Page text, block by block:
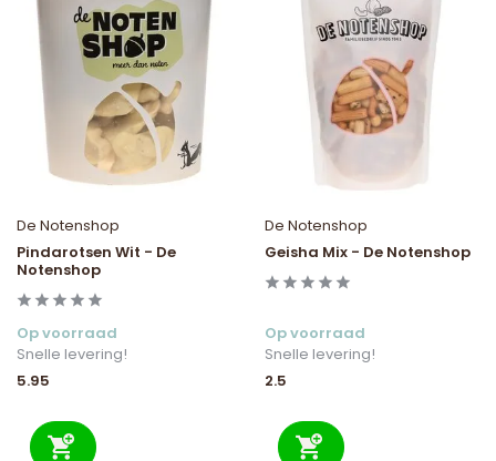
De Notenshop
Pindarotsen Wit - De
Notenshop
Op voorraad
Snelle levering!
5.95
De Notenshop
Geisha Mix - De Notenshop
Op voorraad
Snelle levering!
2.5